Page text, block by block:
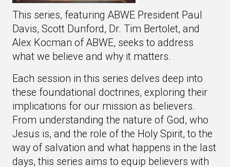
This series, featuring ABWE President Paul
Davis, Scott Dunford, Dr. Tim Bertolet, and
Alex Kocman of ABWE, seeks to address
what we believe and why it matters.
Each session in this series delves deep into
these foundational doctrines, exploring their
implications for our mission as believers.
From understanding the nature of God, who
Jesus is, and the role of the Holy Spirit, to the
way of salvation and what happens in the last
days, this series aims to equip believers with